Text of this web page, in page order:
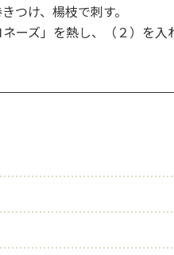
つけ、楊枝で刺す。
ーズ」を熱し、（２）を入